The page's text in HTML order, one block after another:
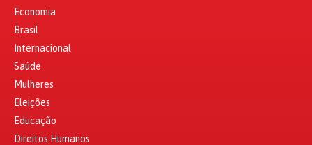
Economia
Brasil
Internacional
Saúde
Mulheres
Eleições
Educação
Direitos Humanos